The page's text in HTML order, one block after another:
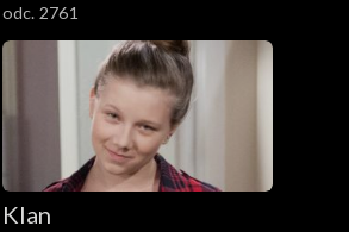
odc. 2761
Klan